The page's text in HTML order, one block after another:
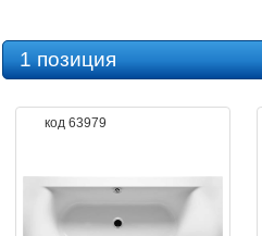
1 позиция
код 63979